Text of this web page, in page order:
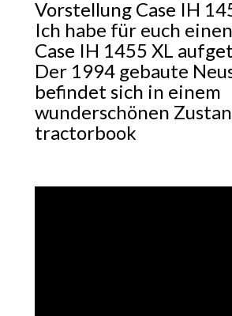
Vorstellung Case IH
Ich habe für euch
Case IH 1455 XL
Der 1994 gebaute
befindet sich in einem
wunderschönen
tractorbook